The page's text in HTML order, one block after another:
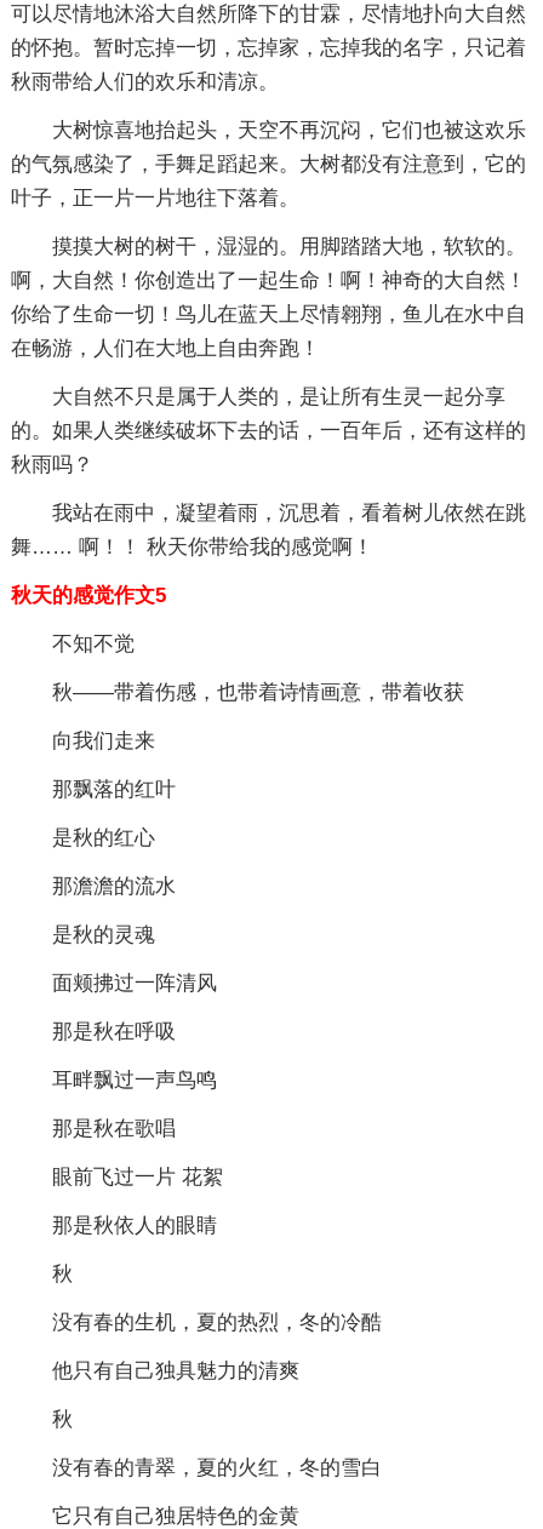
可以尽情地沐浴大自然所降下的甘霖，尽情地扑向大自然
的怀抱。暂时忘掉一切，忘掉家，忘掉我的名字，只记着
秋雨带给人们的欢乐和清凉。
大树惊喜地抬起头，天空不再沉闷，它们也被这欢乐
的气氛感染了，手舞足蹈起来。大树都没有注意到，它的
叶子，正一片一片地往下落着。
摸摸大树的树干，湿湿的。用脚踏踏大地，软软的。
啊，大自然！你创造出了一起生命！啊！神奇的大自然！
你给了生命一切！鸟儿在蓝天上尽情翱翔，鱼儿在水中自
在畅游，人们在大地上自由奔跑！
大自然不只是属于人类的，是让所有生灵一起分享
的。如果人类继续破坏下去的话，一百年后，还有这样的
秋雨吗？
我站在雨中，凝望着雨，沉思着，看着树儿依然在跳
舞…… 啊！！ 秋天你带给我的感觉啊！
秋天的感觉作文5
不知不觉
秋——带着伤感，也带着诗情画意，带着收获
向我们走来
那飘落的红叶
是秋的红心
那澹澹的流水
是秋的灵魂
面颊拂过一阵清风
那是秋在呼吸
耳畔飘过一声鸟鸣
那是秋在歌唱
眼前飞过一片 花絮
那是秋依人的眼睛
秋
没有春的生机，夏的热烈，冬的冷酷
他只有自己独具魅力的清爽
秋
没有春的青翠，夏的火红，冬的雪白
它只有自己独居特色的金黄